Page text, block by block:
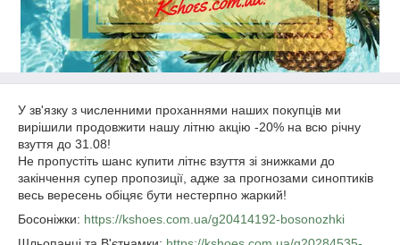
У зв'язку з численними проханнями наших покупців ми
вирішили продовжити нашу літню акцію -20% на всю річну
взуття до 31.08!
Не пропустіть шанс купити літнє взуття зі знижками до
закінчення супер пропозиції, адже за прогнозами синоптиків
весь вересень обіцяє бути нестерпно жаркий!
Босоніжки: https://kshoes.com.ua/g20414192-bosonozhki